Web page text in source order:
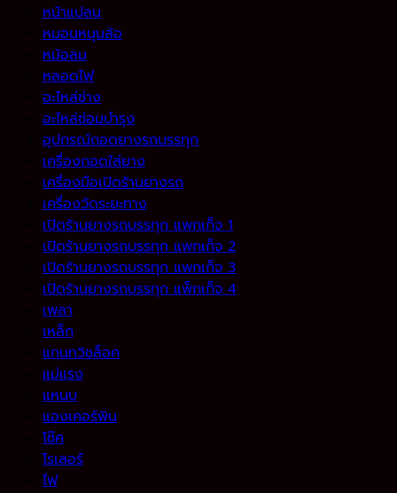
หน้าแปลน
หมอนหนุนล้อ
หม้อลม
หลอดไฟ
อะไหล่ช่าง
อะไหล่ซ่อมบำรุง
อุปกรณ์ถอดยางรถบรรทุก
เครื่องถอดใส่ยาง
เครื่องมือเปิดร้านยางรถ
เครื่องวัดระยะทาง
เปิดร้านยางรถบรรทุก แพกเก็จ 1
เปิดร้านยางรถบรรทุก แพกเก็จ 2
เปิดร้านยางรถบรรทุก แพกเก็จ 3
เปิดร้านยางรถบรรทุก แพ็กเก็จ 4
เพลา
เหล็ก
แกนทวิชล็อค
แม่แรง
แหนบ
แองเคอร์พิน
โช๊ค
โรเลอร์
ไฟ